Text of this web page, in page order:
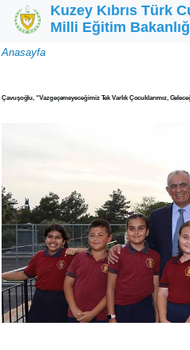
Ana içeriğe atla
Kuzey Kıbrıs Türk
Milli Eğitim
Sayfa
Anasayfa
Çavuşoğlu, “Vazgeçemeyeceğimiz Tek Varlık Çocuklarımız,